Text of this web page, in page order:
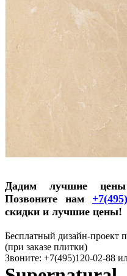
Дадим лучшие
Позвоните нам
скидки и лучшие цены!
Бесплатный дизайн-проект
(при заказе плитки)
Звоните: +7(495)120-02-88